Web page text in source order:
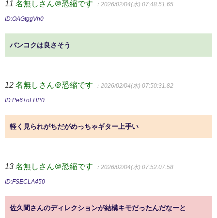
11 名無しさん＠恐縮です ：2026/02/04(水) 07:48:51.65
ID:OAGtggVh0
バンコクは良さそう
12 名無しさん＠恐縮です ：2026/02/04(水) 07:50:31.82
ID:Pe6+oLHP0
軽く見られがちだがめっちゃギター上手い
13 名無しさん＠恐縮です ：2026/02/04(水) 07:52:07.58
ID:FSECLA450
佐久間さんのディレクションが結構キモだったんだなーと